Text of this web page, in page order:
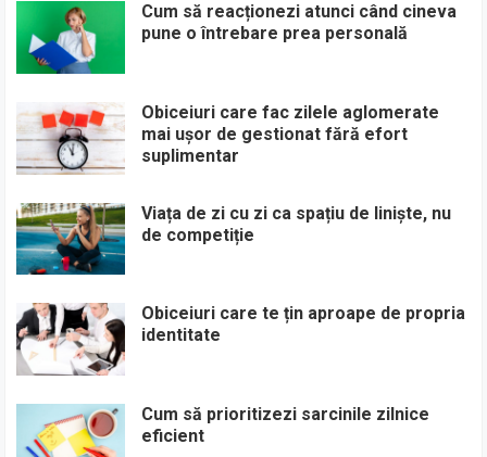
Cum să reacționezi atunci când cineva
pune o întrebare prea personală
Obiceiuri care fac zilele aglomerate
mai ușor de gestionat fără efort
suplimentar
Viața de zi cu zi ca spațiu de liniște, nu
de competiție
Obiceiuri care te țin aproape de propria
identitate
Cum să prioritizezi sarcinile zilnice
eficient